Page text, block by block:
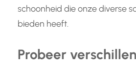
schoonheid die onze diverse
bieden heeft.
Probeer